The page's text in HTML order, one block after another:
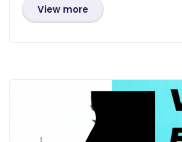
View more